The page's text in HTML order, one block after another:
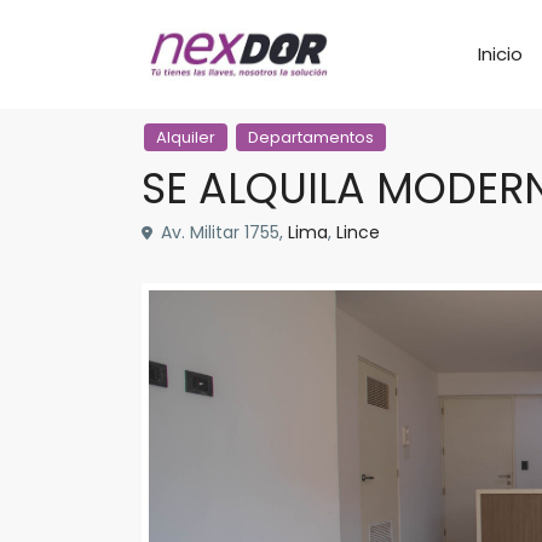
Inicio
Alquiler Departamentos
SE ALQUILA
Av. Militar 1755, Lima, Lince